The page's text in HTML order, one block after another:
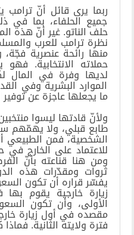
ربما يرى قائل أنّ
جميع الحلفاء، بما في
حلف الناتو. غير أنّ هذه
نظرة ترامب للعرب
منها رائحة عنصرية
حملاته الانتخابية.
لديها وفرة في
الموارد البشرية وفي
ما يجعلها عاجزة عن
ولأنّ قادتها ليسوا
طابع قبلي، ولا يهمّهم
الشخصية، فمن الطبيعي
للاعتماد على الخارج
ومن هنا قناعته بأنّ
ثروات ومقدّرات هذه
يفسّر قراره أن تكون
زيارة خارجية يقوم
الأولى، وأن تكون
مقصده في أول زيارة
فترة ولايته الثانية.